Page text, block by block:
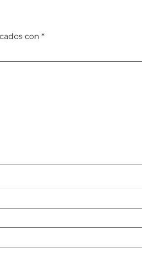
con *